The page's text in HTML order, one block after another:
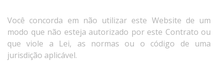
Você concorda em não utilizar este Website de um
modo que não esteja autorizado por este Contrato ou
que viole a Lei, as normas ou o código de uma
jurisdição aplicável.